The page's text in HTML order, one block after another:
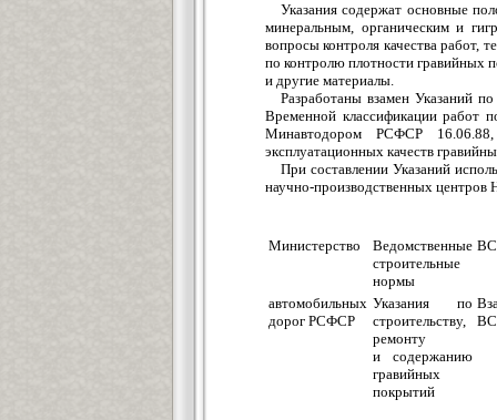
Указания содержат основные
минеральным, органическим и
вопросы контроля качества работ,
по контролю плотности гравийных
и другие материалы.
Разработаны взамен Указаний
Временной классификации работ
Минавтодором РСФСР
эксплуатационных качеств
При составлении Указаний
научно-производственных
Министерство
Ведомственные
строительные
нормы
автомобильных
дорог РСФСР
Указания по
строительству,
ремонту
и содержанию
гравийных
покрытий